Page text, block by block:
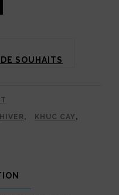
SOUHAITS
HIVER , KHUC CAY ,